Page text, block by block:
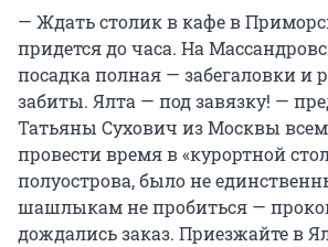
— Ждать столик в кафе в
придется до часа. На
посадка полная — забегаловки и
забиты. Ялта — под завязку! —
Татьяны Сухович из Москвы
провести время в «курортной
полуострова, было не
шашлыкам не пробиться —
дождались заказ. Приезжайте в